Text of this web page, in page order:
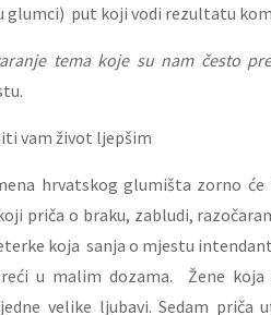
glumci) put koji vodi rezultatu
tema koje su nam često
vam život ljepšim
hrvatskog glumišta zorno
priča o braku, zabludi,
koja sanja o mjestu
u malim dozama. Žene
velike ljubavi. Sedam priča